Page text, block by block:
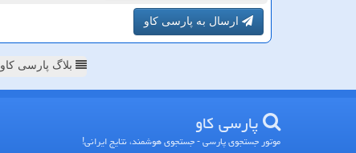
ارسال به پارسی کاو
بلاگ پارسی کاو
پارسی كاو
موتور جستجوی پارسی - جستجوی هوشمند، نتایج ایرانی!